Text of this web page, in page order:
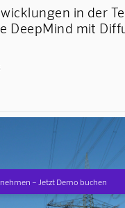
– Jetzt Demo buchen
Support
· KI-Assistent
in der
DeepMind mit